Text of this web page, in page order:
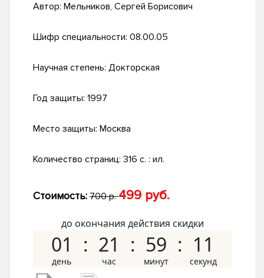
Автор: Мельников, Сергей Борисович
Шифр специальности: 08.00.05
Научная степень: Докторская
Год защиты: 1997
Место защиты: Москва
Количество страниц: 316 с. : ил.
Стоимость: 700 р.499 руб.
до окончания действия скидки
01 21 59 10